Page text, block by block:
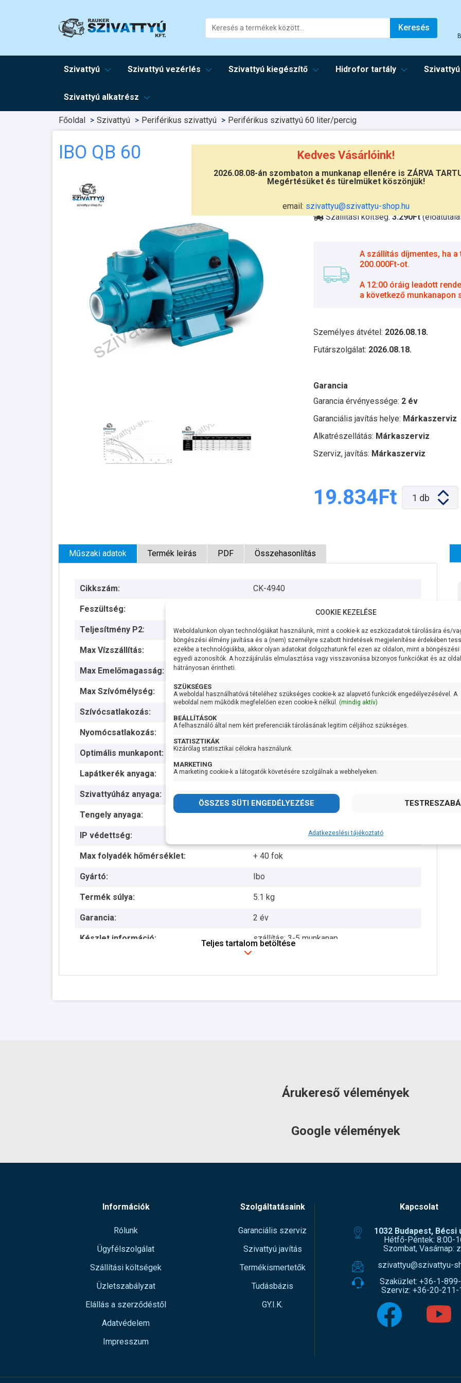
Kedves Vásárlóink!
2026.08.08-án szombaton a munkanap ellenére is ZÁRVA
Megértésüket és türelmüket köszönjük!
email: szivattyu@szivattyu-shop.hu
Keresés
Szivattyú Szivattyú vezérlés Szivattyú kiegészítő Hidrofor tartály
Szivattyú alkatrész
Főoldal Szivattyú Periférikus szivattyú Periférikus szivattyú 60 liter/percig
IBO QB 60
Átvétel
Szállítási költség:3.290Ft
A szállítás díjmentes, ha
200.000Ft-ot.
A 12:00 óráig leadott
a következő munkanapon
Személyes átvétel: 2026.08.18.
Futárszolgálat: 2026.08.18.
Garancia
Garancia érvényessége: 2 év
Garanciális javítás helye: Márkaszerviz
Alkatrészellátás: Márkaszerviz
Szerviz, javítás: Márkaszerviz
19.834Ft 1 db
Műszaki adatok Termék leírás PDF Összehasonlítás
Cikkszám: CK-4940
Feszültség:
Teljesítmény P2: 370W
Max Vízszállítás: 35 liter/perc
Max Emelőmagasság:
Max Szívómélység: 6 méter
Szívócsatlakozás:
Nyomócsatlakozás: 1 coll
Optimális munkapont: 20 méteren 18 liter/perc
Lapátkerék anyaga: Sárgaréz
Szivattyúház anyaga: Öntöttvas
Tengely anyaga: AISI 304 rozsdamentes acél
IP védettség:
Max folyadék hőmérséklet: + 40 fok
Gyártó: Ibo
Termék súlya: 5.1 kg
Garancia: 2 év
Készlet információ: szállítás: 3-5 munkanap
Teljes tartalom betöltése
Árukereső vélemények
Google vélemények
Információk
Rólunk
Ügyfélszolgálat
Szállítási költségek
Üzletszabályzat
Elállás a szerződéstől
Adatvédelem
Impresszum
Szolgáltatásaink
Garanciális szerviz
Szivattyú javítás
Termékismertetők
Tudásbázis
GY.I.K.
Kapcsolat
1032 Budapest, Bécsi
Hétfő-Péntek: 8:00-
Szombat, Vasárnap:
szivattyu@szivattyu-
Szaküzlet: +36-1-
Szerviz: +36-20-211-
COOKIE KEZELÉSE
Weboldalunkon olyan technológiákat használunk, mint a cookie-k az eszközadatok tárolására és/
böngészési élmény javítása és a (nem) személyre szabott hirdetések megjelenítése érdekében
ezekbe a technológiákba, akkor olyan adatokat dolgozhatunk fel ezen az oldalon, mint a
egyedi azonosítók. A hozzájárulás elmulasztása vagy visszavonása bizonyos funkciókat és az
hátrányosan érintheti.
SZÜKSÉGES
A weboldal használhatóvá tételéhez szükséges cookie-k az alapvető funkciók engedélyezésével. A
weboldal nem működik megfelelően ezen cookie-k nélkül. (mindig aktív)
BEÁLLÍTÁSOK
A felhasználó által nem kért preferenciák tárolásának legitim céljához szükséges.
STATISZTIKÁK
Kizárólag statisztikai célokra használunk.
MARKETING
A marketing cookie-k a látogatók követésére szolgálnak a webhelyeken.
Adatkezeslési tájékoztató